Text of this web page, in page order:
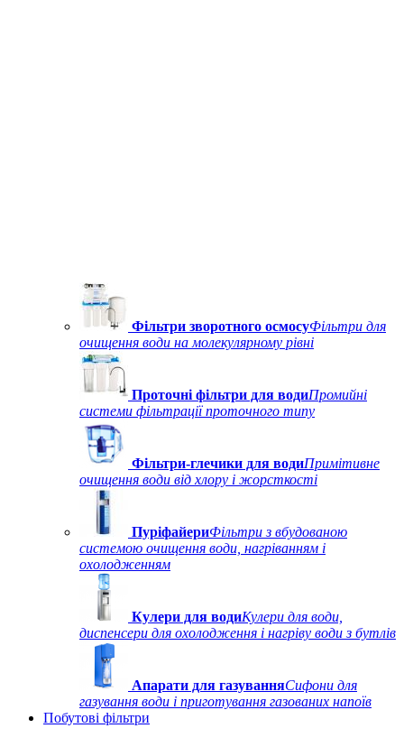
Фільтри зворотного осмосуФільтри для
очищення води на молекулярному рівні
Проточні фільтри для водиПромийні
системи фільтрації проточного типу
Фільтри-глечики для водиПримітивне
очищення води від хлору і жорсткості
ПуріфайериФільтри з вбудованою
системою очищення води, нагріванням і
охолодженням
Кулери для водиКулери для води,
диспенсери для охолодження і нагріву води з бутлів
Апарати для газуванняСифони для
газування води і приготування газованих напоїв
Побутові фільтри